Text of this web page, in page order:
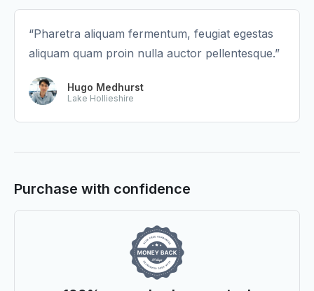
“Pharetra aliquam fermentum, feugiat egestas
aliquam quam proin nulla auctor pellentesque.”
Hugo Medhurst
Lake Hollieshire
Purchase with confidence